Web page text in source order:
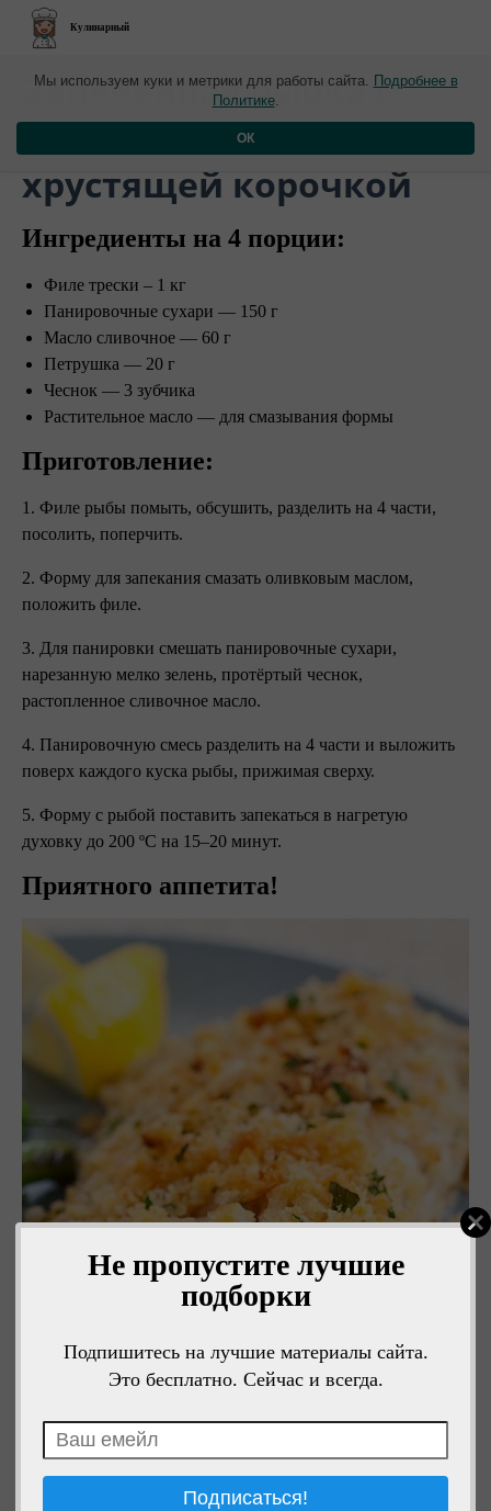
Не пропустите лучшие
подборки
Подпишитесь на лучшие материалы сайта.
Это бесплатно. Сейчас и всегда.
Кулинарный
Запеченная рыбка с
сочной мякотью и
хрустящей корочкой
Ингредиенты на 4 порции:
Филе трески – 1 кг
Панировочные сухари — 150 г
Масло сливочное — 60 г
Петрушка — 20 г
Чеснок — 3 зубчика
Растительное масло — для смазывания формы
Приготовление: ⠀
1. Филе рыбы помыть, обсушить, разделить на 4 части,
посолить, поперчить.
2. Форму для запекания смазать оливковым маслом,
положить филе.
3. Для панировки смешать панировочные сухари,
нарезанную мелко зелень, протёртый чеснок,
растопленное сливочное масло.
4. Панировочную смесь разделить на 4 части и выложить
поверх каждого куска рыбы, прижимая сверху.
5. Форму с рыбой поставить запекаться в нагретую
духовку до 200 ºC на 15–20 минут.
Приятного аппетита!
Мы используем куки и метрики для работы сайта. Подробнее в
Политике.
ОК